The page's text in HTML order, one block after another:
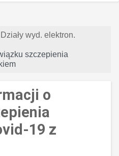
Działy wyd. elektron.
szczepienia
o
19 z